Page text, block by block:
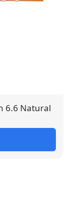
6.6 Natural